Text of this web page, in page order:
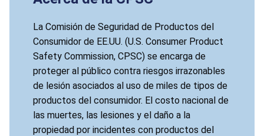
La Comisión de Seguridad de Productos del
Consumidor de EE.UU. (U.S. Consumer Product
Safety Commission, CPSC) se encarga de
proteger al público contra riesgos irrazonables
de lesión asociados al uso de miles de tipos de
productos del consumidor. El costo nacional de
las muertes, las lesiones y el daño a la
propiedad por incidentes con productos del